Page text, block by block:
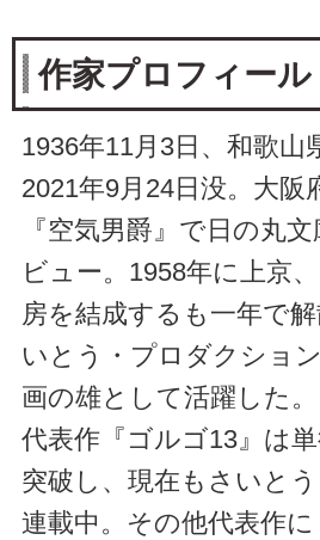
作家プロフィール
1936年11月3日、和歌山
2021年9月24日没。大阪
『空気男爵』で日の丸
ビュー。1958年に上京
房を結成するも一年で
いとう・プロダクショ
画の雄として活躍した。
代表作『ゴルゴ13』は
突破し、現在もさいと
連載中。その他代表作に